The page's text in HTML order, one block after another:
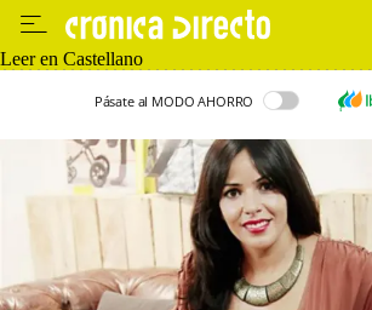
Leer en Castellano
Pásate al MODO AHORRO